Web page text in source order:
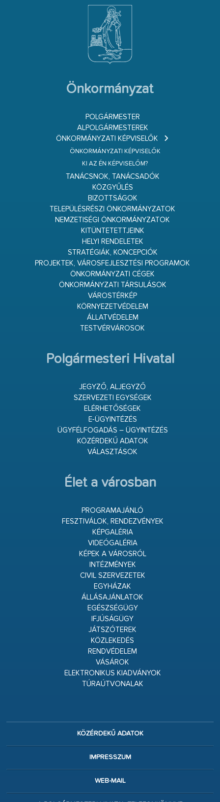
Önkormányzat
POLGÁRMESTER
ALPOLGÁRMESTEREK
ÖNKORMÁNYZATI KÉPVISELŐK
ÖNKORMÁNYZATI KÉPVISELŐK
KI AZ ÉN KÉPVISELŐM?
TANÁCSNOK, TANÁCSADÓK
KÖZGYŰLÉS
BIZOTTSÁGOK
TELEPÜLÉSRÉSZI ÖNKORMÁNYZATOK
NEMZETISÉGI ÖNKORMÁNYZATOK
KITÜNTETETTJEINK
HELYI RENDELETEK
STRATÉGIÁK, KONCEPCIÓK
PROJEKTEK, VÁROSFEJLESZTÉSI PROGRAMOK
ÖNKORMÁNYZATI CÉGEK
ÖNKORMÁNYZATI TÁRSULÁSOK
VÁROSTÉRKÉP
KÖRNYEZETVÉDELEM
ÁLLATVÉDELEM
TESTVÉRVÁROSOK
Polgármesteri Hivatal
JEGYZŐ, ALJEGYZŐ
SZERVEZETI EGYSÉGEK
ELÉRHETŐSÉGEK
E-ÜGYINTÉZÉS
ÜGYFÉLFOGADÁS – ÜGYINTÉZÉS
KÖZÉRDEKŰ ADATOK
VÁLASZTÁSOK
Élet a városban
PROGRAMAJÁNLÓ
FESZTIVÁLOK, RENDEZVÉNYEK
KÉPGALÉRIA
VIDEÓGALÉRIA
KÉPEK A VÁROSRÓL
INTÉZMÉNYEK
CIVIL SZERVEZETEK
EGYHÁZAK
ÁLLÁSAJÁNLATOK
EGÉSZSÉGÜGY
IFJÚSÁGÜGY
JÁTSZÓTEREK
KÖZLEKEDÉS
RENDVÉDELEM
VÁSÁROK
ELEKTRONIKUS KIADVÁNYOK
TÚRAÚTVONALAK
KÖZÉRDEKŰ ADATOK
IMPRESSZUM
WEB-MAIL